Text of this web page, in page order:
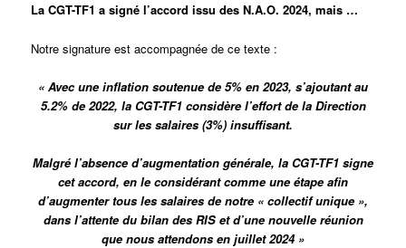
La CGT-TF1 a signé l’accord issu des N.A.O. 2024, mais …
Notre signature est accompagnée de ce texte :
« Avec une inflation soutenue de 5% en 2023, s’ajoutant au
5.2% de 2022, la CGT-TF1 considère l’effort de la Direction
sur les salaires (3%) insuffisant.
Malgré l’absence d’augmentation générale, la CGT-TF1 signe
cet accord, en le considérant comme une étape afin
d’augmenter tous les salaires de notre « collectif unique »,
dans l’attente du bilan des RIS et d’une nouvelle réunion
que nous attendons en juillet 2024 »